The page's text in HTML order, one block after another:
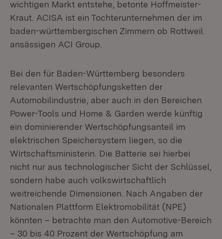
wichtigen Markt entstehe, betonte Hoffmeister-
Kraut. ACISA ist ein Tochterunternehmen der im
baden-württembergischen Zimmern ob Rottweil
ansässigen ACI Group.
Bei den für Baden-Württemberg besonders
relevanten Wertschöpfungsketten der
Automobilindustrie, aber auch in den Bereichen
Power-Tools und Home & Garden werde künftig
ein dominierender Wertschöpfungsanteil im
elektrischen Speichersystem liegen, so die
Wirtschaftsministerin. Die Batterie sei hierbei
nicht nur aus technologischer Sicht der Schlüssel,
sondern habe auch volkswirtschaftlich
weitreichende Dimensionen. Nach Angaben der
Nationalen Plattform Elektromobilität (NPE)
könnten – betrachte man den Automotive-Bereich
– 30 bis 40 Prozent der Wertschöpfung am